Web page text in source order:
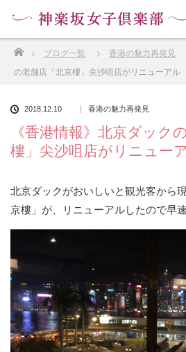
ブログ一覧 香港の魅力再発見
の老舗店「北京樓」尖沙咀店がリニューアル
2018.12.10 香港の魅力再発見
《香港情報》北京ダック
樓」尖沙咀店がリニュー
北京ダックがおいしいと観光客から
京樓」が、リニューアルしたので早